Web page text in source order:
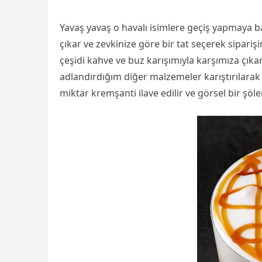
Yavaş yavaş o havalı isimlere geçiş yapmaya
çıkar ve zevkinize göre bir tat seçerek
çeşidi kahve ve buz karışımıyla karşımıza
adlandırdığım diğer malzemeler
miktar kremşanti ilave edilir ve görsel bir